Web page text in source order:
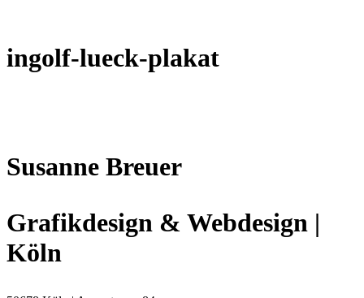
ingolf-lueck-plakat
Susanne Breuer
Grafikdesign & Webdesign |
Köln